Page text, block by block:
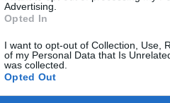
Advertising.
Opted In
I want to opt-out of Collection, Use,
of my Personal Data that Is
was collected.
Opted Out